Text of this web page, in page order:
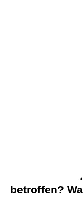
Ihre
Am 28. Juni
zur Pflicht –
(BFSG)
neue
betroffen?